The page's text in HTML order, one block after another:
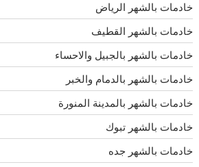
خادمات بالشهر الرياض
خادمات بالشهر القطيف
خادمات بالشهر بالجبيل والاحساء
خادمات بالشهر بالدمام والخبر
خادمات بالشهر بالمدينة المنورة
خادمات بالشهر تبوك
خادمات بالشهر جده